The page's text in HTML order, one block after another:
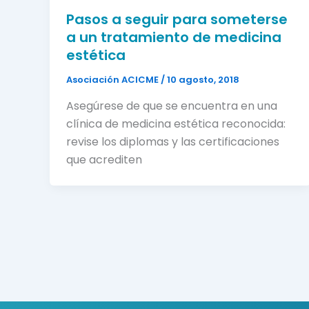
Pasos a seguir para someterse
a un tratamiento de medicina
estética
Asociación ACICME/10 agosto, 2018
Asegúrese de que se encuentra en una
clínica de medicina estética reconocida:
revise los diplomas y las certificaciones
que acrediten